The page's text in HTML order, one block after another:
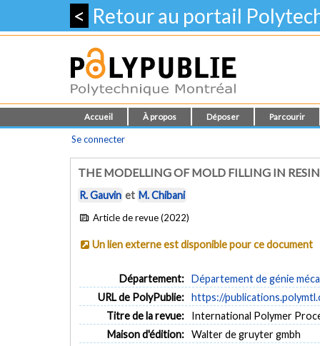
< Retour au portail
Accueil À propos Déposer Parcourir
Se connecter
THE MODELLING OF MOLD FILLING IN
R. Gauvin et M. Chibani
Article de revue (2022)
Un lien externe est disponible pour ce document
Département: Département de génie
URL de PolyPublie: https://
Titre de la revue:
International Polymer
Maison d'édition: Walter de gruyter gmbh